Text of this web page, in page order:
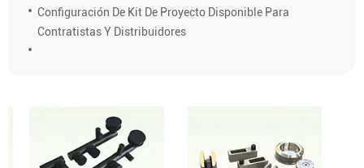
Configuración De Kit De Proyecto Disponible Para
Contratistas Y Distribuidores